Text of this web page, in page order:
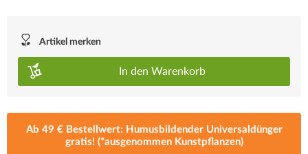
Artikel merken
In den Warenkorb
Ab 49 € Bestellwert: Humusbildender Universaldünger
gratis! (*ausgenommen Kunstpflanzen)